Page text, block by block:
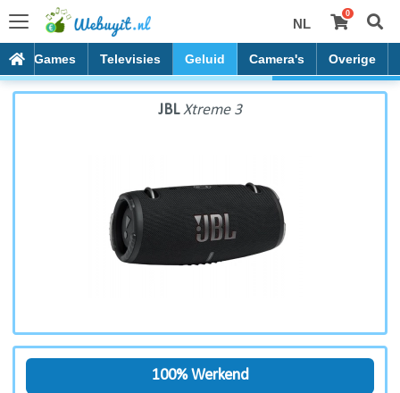
NL
0
Games Televisies Geluid Camera's Overige
JBL Xtreme 3
JBL Xtreme 3
100% Werkend